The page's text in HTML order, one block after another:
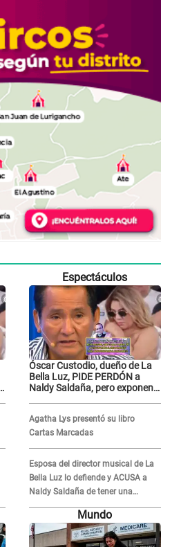
Espectáculos
Óscar Custodio, dueño de La
Bella Luz, PIDE PERDÓN a
Naldy Saldaña, pero exponen
grabar"
Agatha Lys presentó su libro
Cartas Marcadas
Esposa del director musical de La
Bella Luz lo defiende y ACUSA a
Naldy Saldaña de tener una
relación con él y otros integrantes
Mundo